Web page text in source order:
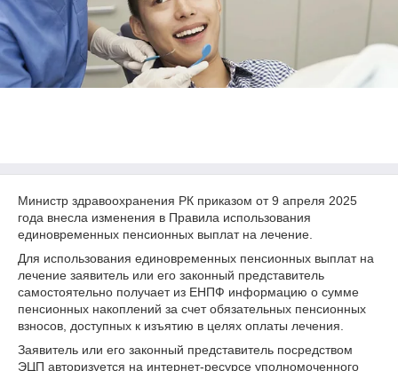
Министр здравоохранения РК приказом от 9 апреля 2025
года внесла изменения в Правила использования
единовременных пенсионных выплат на лечение.
Для использования единовременных пенсионных выплат на
лечение заявитель или его законный представитель
самостоятельно получает из ЕНПФ информацию о сумме
пенсионных накоплений за счет обязательных пенсионных
взносов, доступных к изъятию в целях оплаты лечения.
Заявитель или его законный представитель посредством
ЭЦП авторизуется на интернет-ресурсе уполномоченного